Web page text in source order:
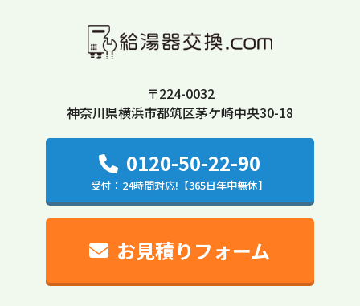
〒224-0032
神奈川県横浜市都筑区茅ケ崎中央30-18
0120-50-22-90
受付：24時間対応!【365日年中無休】
お見積りフォーム